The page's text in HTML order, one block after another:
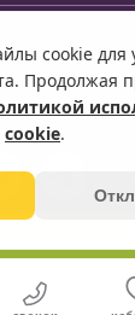
cookie для
Продолжая
cookie.